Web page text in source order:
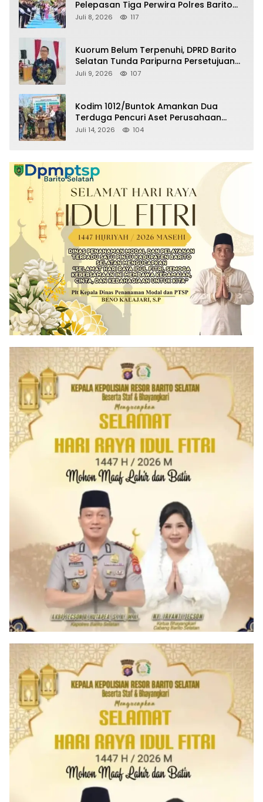
Pelepasan Tiga Perwira Polres Barito
Selatan Masuki Masa Pensiun
Juli 8, 2026 117
Kuorum Belum Terpenuhi, DPRD Barito
Selatan Tunda Paripurna Persetujuan
Raperda Pertanggungjawaban APBD
Juli 9, 2026 107
Kodim 1012/Buntok Amankan Dua
Terduga Pencuri Aset Perusahaan
Sitaan Satgas PKH, Satu Paket Diduga
Juli 14, 2026 104